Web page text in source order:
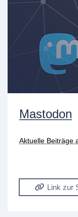
Mastodon
Aktuelle Beiträge
Link zur